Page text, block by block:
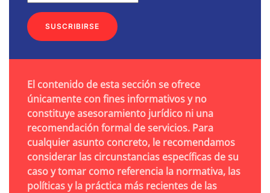
SUSCRIBIRSE
El contenido de esta sección se ofrece
únicamente con fines informativos y no
constituye asesoramiento jurídico ni una
recomendación formal de servicios. Para
cualquier asunto concreto, le recomendamos
considerar las circunstancias específicas de su
caso y tomar como referencia la normativa, las
políticas y la práctica más recientes de las